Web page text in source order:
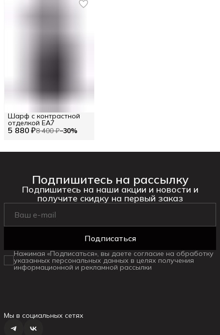
5 880 ₽8 400 ₽−30%
Шарф с контрастной
отделкой EA7
Подпишитесь на рассылку
Подпишитесь на наши акции и новости и
получите скидку на первый заказ
Подписаться
Нажимая «Подписаться», вы даете согласие на обработку
указанных персональных данных в целях получения
информационной и рекламной рассылки
Мы в социальных сетях